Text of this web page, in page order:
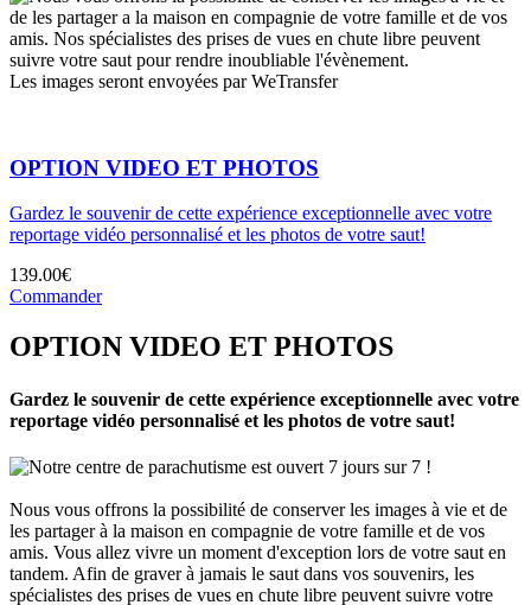
de les partager a la maison en compagnie de votre famille et de vos
amis. Nos spécialistes des prises de vues en chute libre peuvent
suivre votre saut pour rendre inoubliable l'évènement.
Les images seront envoyées par WeTransfer
OPTION VIDEO ET PHOTOS
Gardez le souvenir de cette expérience exceptionnelle avec votre
reportage vidéo personnalisé et les photos de votre saut!
139.00€
Commander
OPTION VIDEO ET PHOTOS
Gardez le souvenir de cette expérience exceptionnelle avec votre
reportage vidéo personnalisé et les photos de votre saut!
Notre centre de parachutisme est ouvert 7 jours sur 7 !
Nous vous offrons la possibilité de conserver les images à vie et de
les partager à la maison en compagnie de votre famille et de vos
amis. Vous allez vivre un moment d'exception lors de votre saut en
tandem. Afin de graver à jamais le saut dans vos souvenirs, les
spécialistes des prises de vues en chute libre peuvent suivre votre